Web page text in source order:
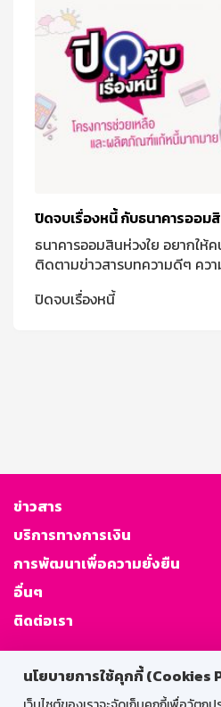
นโยบายการใช้คุกกี้ (Cookies
ปิดจบเรื่องหนี้ กับธนาคารออม
ธนาคารออมสินห่วงใย อยากให้
ติดตามข่าวสารบทความดีๆ ควา
ปิดจบเรื่องหนี้
ข่าวสาร
บริการทางการเงิน
การพัฒนาเพื่อความยั่งยืน
อื่นๆ
ติดต่อเรา
GSB